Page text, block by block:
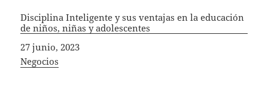
Disciplina Inteligente y sus ventajas en la educación
de niños, niñas y adolescentes
Fecha
27 junio, 2023
In relation to
Negocios